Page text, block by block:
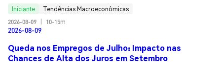
Iniciante
Tendências Macroeconômicas
2026-08-09
10-15m
2026-08-09
Queda nos Empregos de Julho: Impacto nas
Chances de Alta dos Juros em Setembro